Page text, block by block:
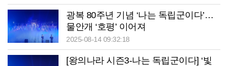
광복 80주년 기념 ‘나는 독립군이다’…
물안개 ‘호평’ 이어져
2025-08-14 09:32:18
[왕의나라 시즌3-나는 독립군이다] ‘빛